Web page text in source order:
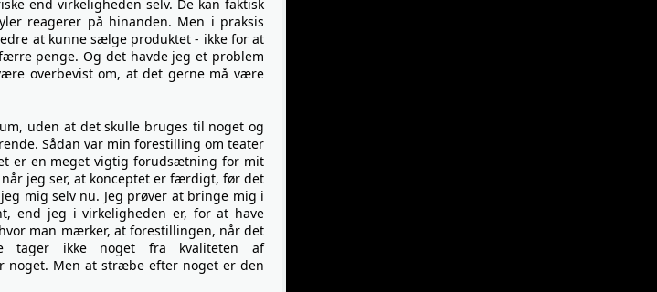
end virkeligheden selv. De kan faktisk
reagerer på hinanden. Men i praksis
at kunne sælge produktet - ikke for at
penge. Og det havde jeg et problem
overbevist om, at det gerne må være
uden at det skulle bruges til noget og
Sådan var min forestilling om teater
er en meget vigtig forudsætning for mit
jeg ser, at konceptet er færdigt, før det
mig selv nu. Jeg prøver at bringe mig i
end jeg i virkeligheden er, for at have
man mærker, at forestillingen, når det
tager ikke noget fra kvaliteten af
noget. Men at stræbe efter noget er den